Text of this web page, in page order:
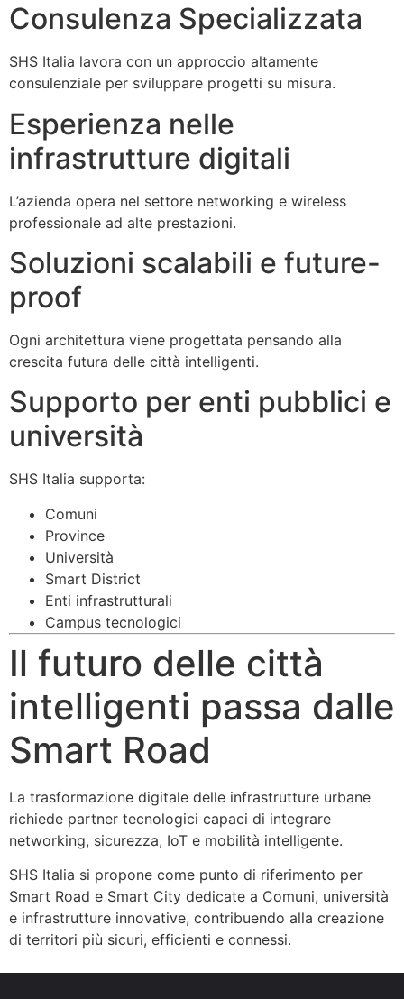
Consulenza Specializzata
SHS Italia lavora con un approccio altamente
consulenziale per sviluppare progetti su misura.
Esperienza nelle
infrastrutture digitali
L’azienda opera nel settore networking e wireless
professionale ad alte prestazioni.
Soluzioni scalabili e future-
proof
Ogni architettura viene progettata pensando alla
crescita futura delle città intelligenti.
Supporto per enti pubblici e
università
SHS Italia supporta:
Comuni
Province
Università
Smart District
Enti infrastrutturali
Campus tecnologici
Il futuro delle città
intelligenti passa dalle
Smart Road
La trasformazione digitale delle infrastrutture urbane
richiede partner tecnologici capaci di integrare
networking, sicurezza, IoT e mobilità intelligente.
SHS Italia si propone come punto di riferimento per
Smart Road e Smart City dedicate a Comuni, università
e infrastrutture innovative, contribuendo alla creazione
di territori più sicuri, efficienti e connessi.